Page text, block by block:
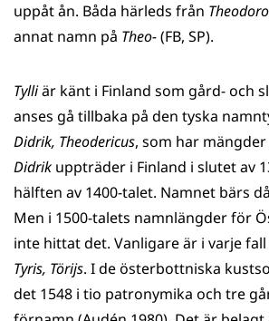
uppåt ån. Båda härleds från
annat namn på Theo-(FB, SP).
Tylliär känt i Finland som gård- och
anses gå tillbaka på den tyska
Didrik, Theodericus, som har
Didrik uppträder i Finland i slutet av
hälften av 1400-talet. Namnet bärs
Men i 1500-talets namnlängder för
inte hittat det. Vanligare är i varje fall
Tyris, Törijs. I de österbottniska
det 1548 i tio patronymika och tre